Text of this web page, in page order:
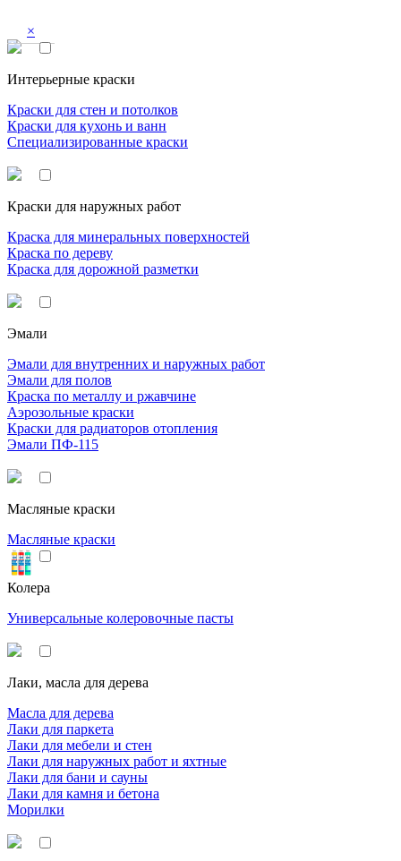
×
Интерьерные краски
Краски для стен и потолков
Краски для кухонь и ванн
Специализированные краски
Краски для наружных работ
Краска для минеральных поверхностей
Краска по дереву
Краска для дорожной разметки
Эмали
Эмали для внутренних и наружных работ
Эмали для полов
Краска по металлу и ржавчине
Аэрозольные краски
Краски для радиаторов отопления
Эмали ПФ-115
Масляные краски
Масляные краски
Колера
Универсальные колеровочные пасты
Лаки, масла для дерева
Масла для дерева
Лаки для паркета
Лаки для мебели и стен
Лаки для наружных работ и яхтные
Лаки для бани и сауны
Лаки для камня и бетона
Морилки